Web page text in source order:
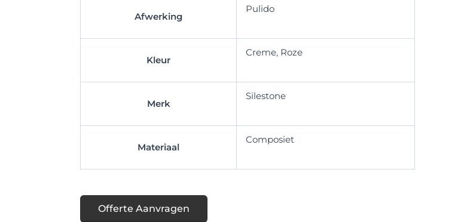
Afwerking
Pulido
Kleur
Creme, Roze
Merk
Silestone
Materiaal
Composiet
Offerte Aanvragen